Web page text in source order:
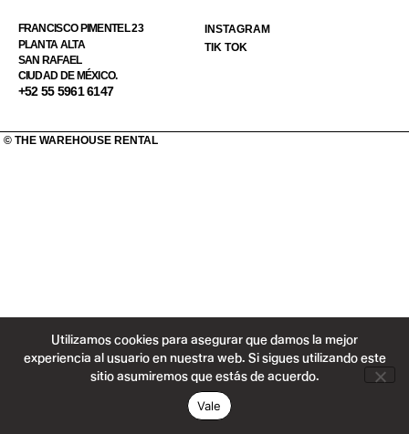
FRANCISCO PIMENTEL 23
PLANTA ALTA
SAN RAFAEL
CIUDAD DE MÉXICO.
+52 55 5961 6147
INSTAGRAM
TIK TOK
© THE WAREHOUSE RENTAL
Utilizamos cookies para asegurar que damos la mejor
experiencia al usuario en nuestra web. Si sigues utilizando este
sitio asumiremos que estás de acuerdo.
Vale